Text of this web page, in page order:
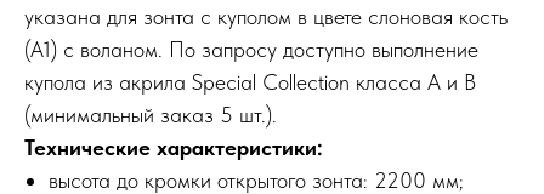
указана для зонта с куполом в цвете слоновая кость
(A1) с воланом. По запросу доступно выполнение
купола из акрила Special Collection класса A и B
(минимальный заказ 5 шт.).
Технические характеристики:
высота до кромки открытого зонта: 2200 мм;